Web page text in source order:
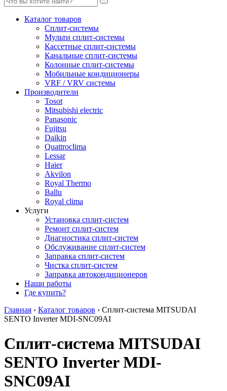
Каталог товаров
Сплит-системы
Мульти сплит-системы
Кассетные сплит-системы
Канальные сплит-системы
Колонные сплит-системы
Мобильные кондиционеры
VRF / VRV системы
Производители
Tosot
Mitsubishi electric
Panasonic
Fujitsu
Daikin
Quattroclima
Lessar
Haier
Akvilon
Royal Thermo
Ballu
Royal clima
Услуги
Установка сплит-систем
Ремонт сплит-систем
Диагностика сплит-систем
Обслуживание сплит-систем
Заправка сплит-систем
Чистка сплит-систем
Заправка автокондиционеров
Наши работы
Где купить?
Главная › Каталог товаров › Сплит-система MITSUDAI
SENTO Inverter MDI-SNC09AI
Сплит-система MITSUDAI
SENTO Inverter MDI-
SNC09AI